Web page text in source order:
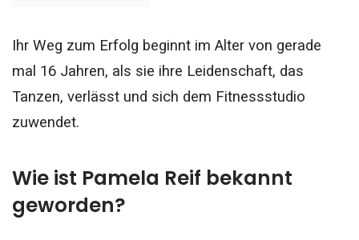
Ihr Weg zum Erfolg beginnt im Alter von gerade
mal 16 Jahren, als sie ihre Leidenschaft, das
Tanzen, verlässt und sich dem Fitnessstudio
zuwendet.
Wie ist Pamela Reif bekannt
geworden?